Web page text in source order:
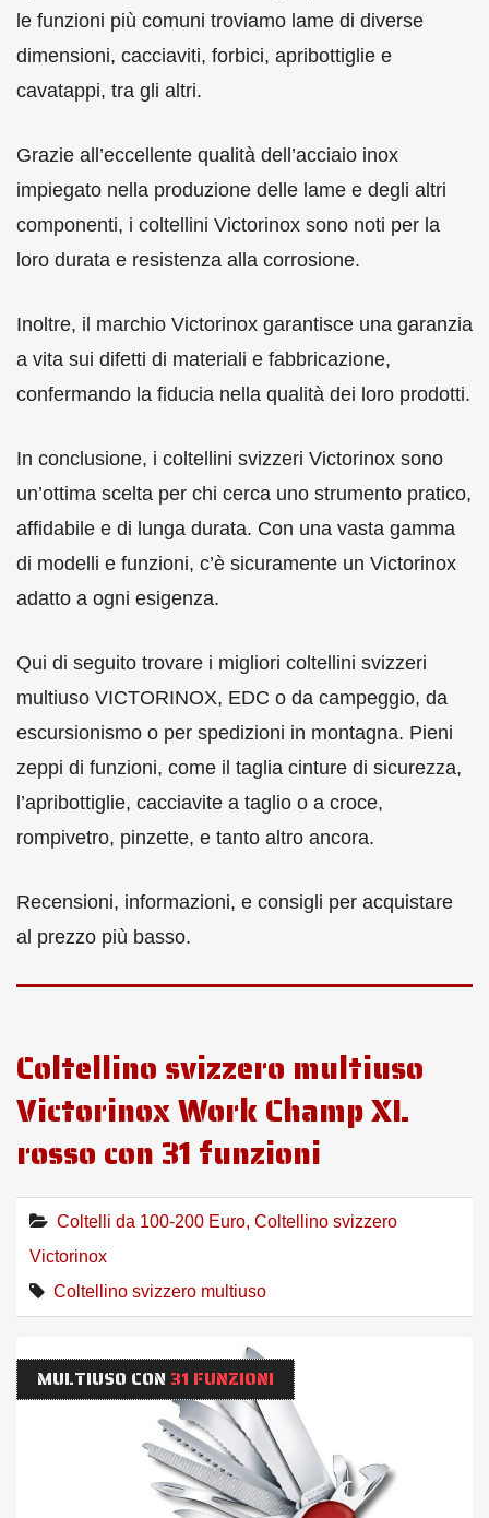
le funzioni più comuni troviamo lame di diverse
dimensioni, cacciaviti, forbici, apribottiglie e
cavatappi, tra gli altri.
Grazie all’eccellente qualità dell’acciaio inox
impiegato nella produzione delle lame e degli altri
componenti, i coltellini Victorinox sono noti per la
loro durata e resistenza alla corrosione.
Inoltre, il marchio Victorinox garantisce una garanzia
a vita sui difetti di materiali e fabbricazione,
confermando la fiducia nella qualità dei loro prodotti.
In conclusione, i coltellini svizzeri Victorinox sono
un’ottima scelta per chi cerca uno strumento pratico,
affidabile e di lunga durata. Con una vasta gamma
di modelli e funzioni, c’è sicuramente un Victorinox
adatto a ogni esigenza.
Qui di seguito trovare i migliori coltellini svizzeri
multiuso VICTORINOX, EDC o da campeggio, da
escursionismo o per spedizioni in montagna. Pieni
zeppi di funzioni, come il taglia cinture di sicurezza,
l’apribottiglie, cacciavite a taglio o a croce,
rompivetro, pinzette, e tanto altro ancora.
Recensioni, informazioni, e consigli per acquistare
al prezzo più basso.
Coltellino svizzero multiuso
Victorinox Work Champ XL
rosso con 31 funzioni
Coltelli da 100-200 Euro, Coltellino svizzero
Victorinox
Coltellino svizzero multiuso
MULTIUSO CON 31 FUNZIONI